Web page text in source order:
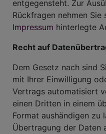
entgegensteht. Zur
Rückfragen nehmen
Impressum hinterlegte
Recht auf
Dem Gesetz nach sind
mit Ihrer Einwilligung
Vertrags automatisiert
einen Dritten in einem
Format aushändigen zu
Übertragung der Daten